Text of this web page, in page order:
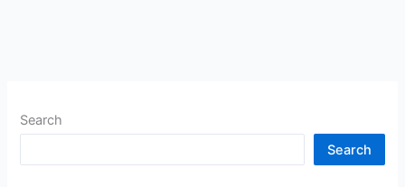
Search
Search